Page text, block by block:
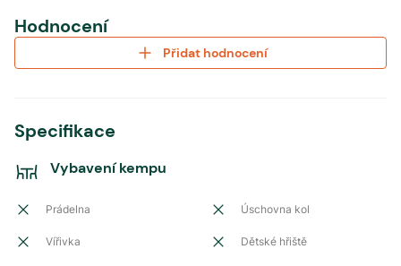
Hodnocení
Přidat hodnocení
Specifikace
Vybavení kempu
Prádelna Úschovna kol
Vířivka Dětské hřiště